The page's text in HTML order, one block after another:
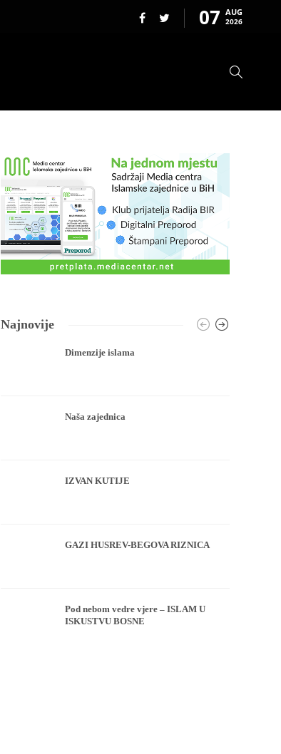
07 AUG
2026
Najnovije
Dimenzije islama
Naša zajednica
IZVAN KUTIJE
GAZI HUSREV-BEGOVA RIZNICA
Pod nebom vedre vjere – ISLAM U
ISKUSTVU BOSNE